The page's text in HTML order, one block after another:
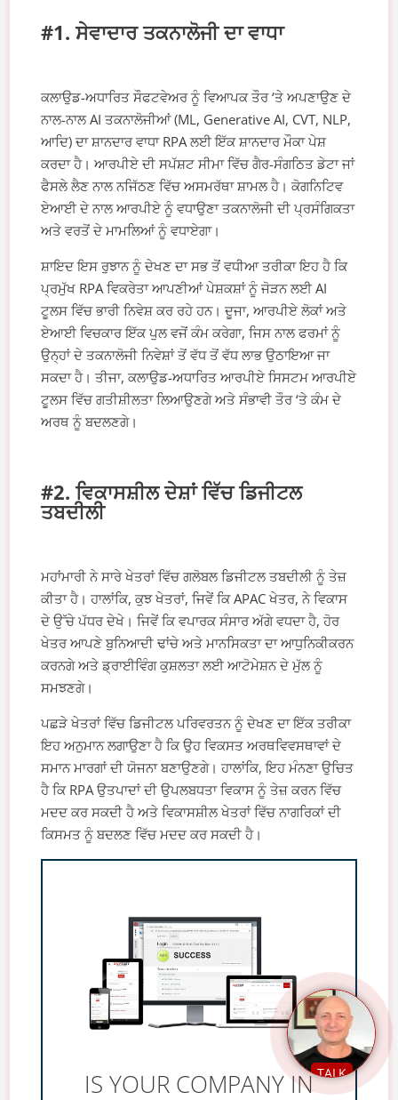
#1. ਸੇਵਾਦਾਰ ਤਕਨਾਲੋਜੀ ਦਾ ਵਾਧਾ
ਕਲਾਉਡ-ਅਧਾਰਿਤ ਸੌਫਟਵੇਅਰ ਨੂੰ ਵਿਆਪਕ ਤੌਰ ‘ਤੇ ਅਪਣਾਉਣ ਦੇ
ਨਾਲ-ਨਾਲ AI ਤਕਨਾਲੋਜੀਆਂ (ML, Generative AI, CVT, NLP,
ਆਦਿ) ਦਾ ਸ਼ਾਨਦਾਰ ਵਾਧਾ RPA ਲਈ ਇੱਕ ਸ਼ਾਨਦਾਰ ਮੌਕਾ ਪੇਸ਼
ਕਰਦਾ ਹੈ। ਆਰਪੀਏ ਦੀ ਸਪੱਸ਼ਟ ਸੀਮਾ ਵਿੱਚ ਗੈਰ-ਸੰਗਠਿਤ ਡੇਟਾ ਜਾਂ
ਫੈਸਲੇ ਲੈਣ ਨਾਲ ਨਜਿੱਠਣ ਵਿੱਚ ਅਸਮਰੱਥਾ ਸ਼ਾਮਲ ਹੈ। ਕੋਗਨਿਟਿਵ
ਏਆਈ ਦੇ ਨਾਲ ਆਰਪੀਏ ਨੂੰ ਵਧਾਉਣਾ ਤਕਨਾਲੋਜੀ ਦੀ ਪ੍ਰਸੰਗਿਕਤਾ
ਅਤੇ ਵਰਤੋਂ ਦੇ ਮਾਮਲਿਆਂ ਨੂੰ ਵਧਾਏਗਾ।
ਸ਼ਾਇਦ ਇਸ ਰੁਝਾਨ ਨੂੰ ਦੇਖਣ ਦਾ ਸਭ ਤੋਂ ਵਧੀਆ ਤਰੀਕਾ ਇਹ ਹੈ ਕਿ
ਪ੍ਰਮੁੱਖ RPA ਵਿਕਰੇਤਾ ਆਪਣੀਆਂ ਪੇਸ਼ਕਸ਼ਾਂ ਨੂੰ ਜੋੜਨ ਲਈ AI
ਟੂਲਸ ਵਿੱਚ ਭਾਰੀ ਨਿਵੇਸ਼ ਕਰ ਰਹੇ ਹਨ। ਦੂਜਾ, ਆਰਪੀਏ ਲੋਕਾਂ ਅਤੇ
ਏਆਈ ਵਿਚਕਾਰ ਇੱਕ ਪੁਲ ਵਜੋਂ ਕੰਮ ਕਰੇਗਾ, ਜਿਸ ਨਾਲ ਫਰਮਾਂ ਨੂੰ
ਉਨ੍ਹਾਂ ਦੇ ਤਕਨਾਲੋਜੀ ਨਿਵੇਸ਼ਾਂ ਤੋਂ ਵੱਧ ਤੋਂ ਵੱਧ ਲਾਭ ਉਠਾਇਆ ਜਾ
ਸਕਦਾ ਹੈ। ਤੀਜਾ, ਕਲਾਉਡ-ਅਧਾਰਿਤ ਆਰਪੀਏ ਸਿਸਟਮ ਆਰਪੀਏ
ਟੂਲਸ ਵਿੱਚ ਗਤੀਸ਼ੀਲਤਾ ਲਿਆਉਣਗੇ ਅਤੇ ਸੰਭਾਵੀ ਤੌਰ ‘ਤੇ ਕੰਮ ਦੇ
ਅਰਥ ਨੂੰ ਬਦਲਣਗੇ।
#2. ਵਿਕਾਸਸ਼ੀਲ ਦੇਸ਼ਾਂ ਵਿੱਚ ਡਿਜੀਟਲ
ਤਬਦੀਲੀ
ਮਹਾਂਮਾਰੀ ਨੇ ਸਾਰੇ ਖੇਤਰਾਂ ਵਿੱਚ ਗਲੋਬਲ ਡਿਜੀਟਲ ਤਬਦੀਲੀ ਨੂੰ ਤੇਜ਼
ਕੀਤਾ ਹੈ। ਹਾਲਾਂਕਿ, ਕੁਝ ਖੇਤਰਾਂ, ਜਿਵੇਂ ਕਿ APAC ਖੇਤਰ, ਨੇ ਵਿਕਾਸ
ਦੇ ਉੱਚੇ ਪੱਧਰ ਦੇਖੇ। ਜਿਵੇਂ ਕਿ ਵਪਾਰਕ ਸੰਸਾਰ ਅੱਗੇ ਵਧਦਾ ਹੈ, ਹੋਰ
ਖੇਤਰ ਆਪਣੇ ਬੁਨਿਆਦੀ ਢਾਂਚੇ ਅਤੇ ਮਾਨਸਿਕਤਾ ਦਾ ਆਧੁਨਿਕੀਕਰਨ
ਕਰਨਗੇ ਅਤੇ ਡ੍ਰਾਈਵਿੰਗ ਕੁਸ਼ਲਤਾ ਲਈ ਆਟੋਮੇਸ਼ਨ ਦੇ ਮੁੱਲ ਨੂੰ
ਸਮਝਣਗੇ।
ਪਛੜੇ ਖੇਤਰਾਂ ਵਿੱਚ ਡਿਜੀਟਲ ਪਰਿਵਰਤਨ ਨੂੰ ਦੇਖਣ ਦਾ ਇੱਕ ਤਰੀਕਾ
ਇਹ ਅਨੁਮਾਨ ਲਗਾਉਣਾ ਹੈ ਕਿ ਉਹ ਵਿਕਸਤ ਅਰਥਵਿਵਸਥਾਵਾਂ ਦੇ
ਸਮਾਨ ਮਾਰਗਾਂ ਦੀ ਯੋਜਨਾ ਬਣਾਉਣਗੇ। ਹਾਲਾਂਕਿ, ਇਹ ਮੰਨਣਾ ਉਚਿਤ
ਹੈ ਕਿ RPA ਉਤਪਾਦਾਂ ਦੀ ਉਪਲਬਧਤਾ ਵਿਕਾਸ ਨੂੰ ਤੇਜ਼ ਕਰਨ ਵਿੱਚ
ਮਦਦ ਕਰ ਸਕਦੀ ਹੈ ਅਤੇ ਵਿਕਾਸਸ਼ੀਲ ਖੇਤਰਾਂ ਵਿੱਚ ਨਾਗਰਿਕਾਂ ਦੀ
ਕਿਸਮਤ ਨੂੰ ਬਦਲਣ ਵਿੱਚ ਮਦਦ ਕਰ ਸਕਦੀ ਹੈ।
IS YOUR COMPANY INTALK